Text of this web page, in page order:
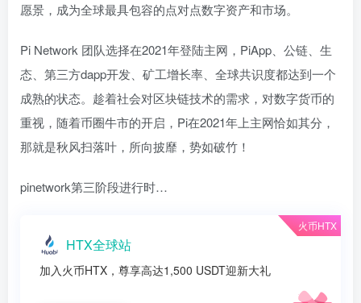
愿景，成为全球最具包容的点对点数字资产和市场。
Pi Network 团队选择在2021年登陆主网，PiApp、公链、生
态、第三方dapp开发、矿工增长率、全球共识度都达到一个
成熟的状态。趁着社会对区块链技术的需求，对数字货币的
重视，随着币圈牛市的开启，Pi在2021年上主网恰如其分，
那就是秋风扫落叶，所向披靡，势如破竹！
pinetwork第三阶段进行时…
火币HTX
HTX全球站
加入火币HTX，尊享高达1,500 USDT迎新大礼